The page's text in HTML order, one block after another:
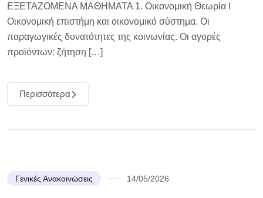
ΕΞΕΤΑΖΟΜΕΝΑ ΜΑΘΗΜΑΤΑ 1. Οικονομική Θεωρία Ι
Οικονομική επιστήμη και οικονομικό σύστημα. Οι
παραγωγικές δυνατότητες της κοινωνίας. Οι αγορές
προϊόντων: ζήτηση […]
Περισσότερα
Γενικές Ανακοινώσεις 14/05/2026